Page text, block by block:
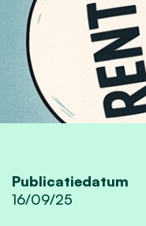
Publicatiedatum
16/09/25